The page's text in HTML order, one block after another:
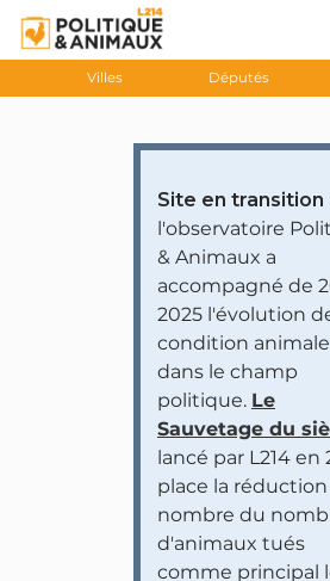
Villes Députés
Site en transition
l'observatoire
& Animaux a
accompagné de
2025 l'évolution
condition animale
dans le champ
politique. Le
Sauvetage du
lancé par L214 en
place la
nombre du
d'animaux tués
comme principal